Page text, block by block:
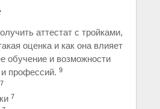
аттестат с тройками,
оценка и как она влияет
обучение и возможности
профессий. 9
7
7